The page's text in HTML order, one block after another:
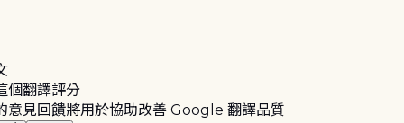
個翻譯評分
意見回饋將用於協助改善 Google 翻譯品質